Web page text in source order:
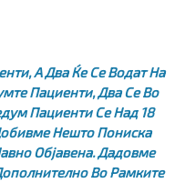
А Два Ќе Се Водат На
Пациенти, Два Се Во
Пациенти Се Над 18
Нешто Пониска
Објавена. Дадовме
Во Рамките